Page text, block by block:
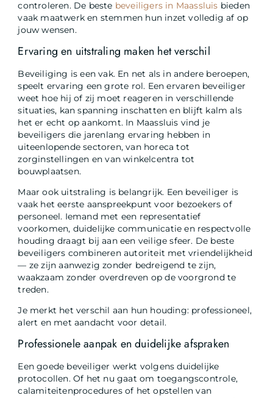
controleren. De beste beveiligers in Maassluis bieden
vaak maatwerk en stemmen hun inzet volledig af op
jouw wensen.
Ervaring en uitstraling maken het verschil
Beveiliging is een vak. En net als in andere beroepen,
speelt ervaring een grote rol. Een ervaren beveiliger
weet hoe hij of zij moet reageren in verschillende
situaties, kan spanning inschatten en blijft kalm als
het er echt op aankomt. In Maassluis vind je
beveiligers die jarenlang ervaring hebben in
uiteenlopende sectoren, van horeca tot
zorginstellingen en van winkelcentra tot
bouwplaatsen.
Maar ook uitstraling is belangrijk. Een beveiliger is
vaak het eerste aanspreekpunt voor bezoekers of
personeel. Iemand met een representatief
voorkomen, duidelijke communicatie en respectvolle
houding draagt bij aan een veilige sfeer. De beste
beveiligers combineren autoriteit met vriendelijkheid
— ze zijn aanwezig zonder bedreigend te zijn,
waakzaam zonder overdreven op de voorgrond te
treden.
Je merkt het verschil aan hun houding: professioneel,
alert en met aandacht voor detail.
Professionele aanpak en duidelijke afspraken
Een goede beveiliger werkt volgens duidelijke
protocollen. Of het nu gaat om toegangscontrole,
calamiteitenprocedures of het opstellen van